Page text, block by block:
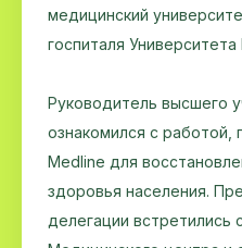
медицинский
госпиталя
Руководитель высшего
ознакомился с работой,
Medline для
здоровья населения.
делегации встретились